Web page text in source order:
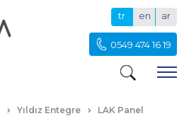
tr en ar
0549 474 16 19
Yıldız Entegre LAK Panel